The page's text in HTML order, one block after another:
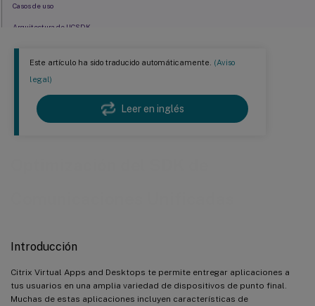
Este artículo ha sido traducido automáticamente. (Aviso
legal)
Leer en inglés
Introducción
Citrix Virtual Apps and Desktops te permite entregar aplicaciones a
tus usuarios en una amplia variedad de dispositivos de punto final.
Muchas de estas aplicaciones incluyen características de
Casos de uso
Arquitectura de UCSDK
Requisitos del sistema
Versiones y matriz de características